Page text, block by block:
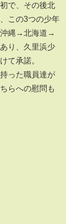
で、その後北
この3つの少年
沖縄→北海道→
り、久里浜少
て承諾。
った職員達が
らへの慰問も